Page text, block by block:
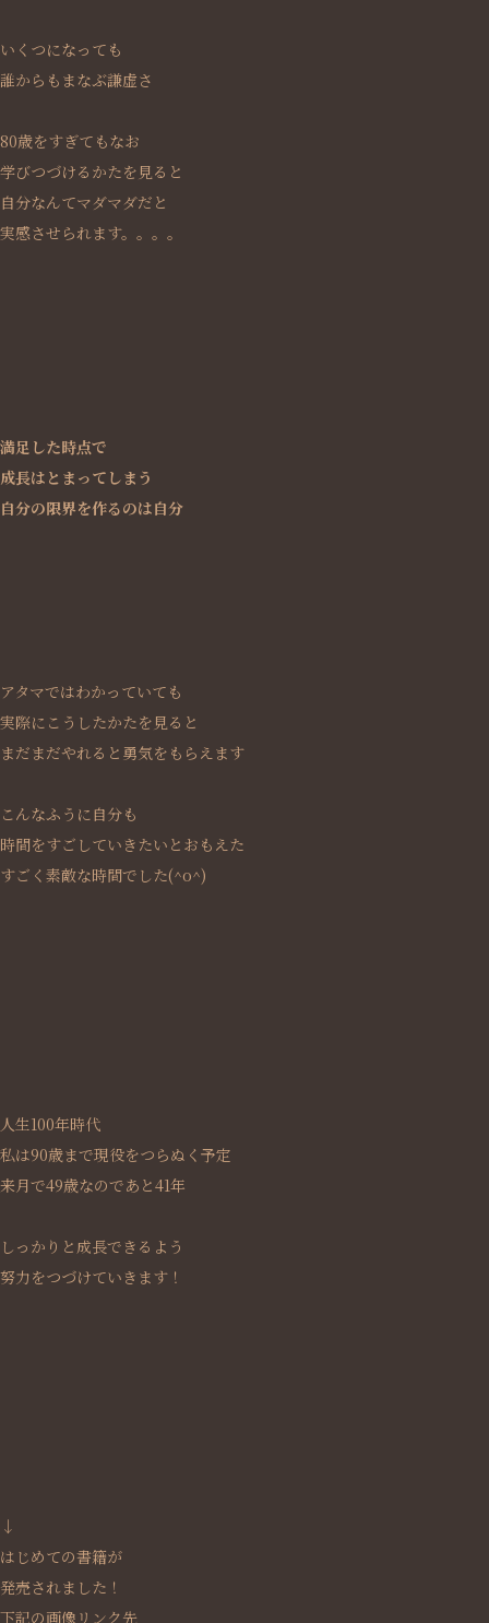
いくつになっても
誰からもまなぶ謙虚さ
80歳をすぎてもなお
学びつづけるかたを見ると
自分なんてマダマダだと
実感させられます。。。。
満足した時点で
成長はとまってしまう
自分の限界を作るのは自分
アタマではわかっていても
実際にこうしたかたを見ると
まだまだやれると勇気をもらえます
こんなふうに自分も
時間をすごしていきたいとおもえた
すごく素敵な時間でした(^o^)
人生100年時代
私は90歳まで現役をつらぬく予定
来月で49歳なのであと41年
しっかりと成長できるよう
努力をつづけていきます！
↓
はじめての書籍が
発売されました！
下記の画像リンク先